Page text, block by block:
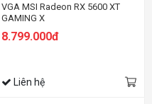
VGA MSI Radeon RX 5600 XT
GAMING X
8.799.000đ
Liên hệ